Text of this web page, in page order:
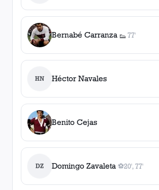
Bernabé Carranza 👟
1asistencia
77'
HN Héctor Navales
Benito Cejas
DZ Domingo Zavaleta ⚽
2gol es, 20', 77'
20', 77'